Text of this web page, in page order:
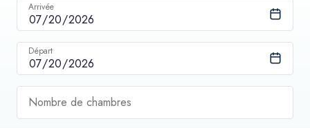
Arrivée
Départ
Nombre de chambres